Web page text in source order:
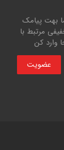
بهت پیامک
مرتبط با
وارد کن
عضویت